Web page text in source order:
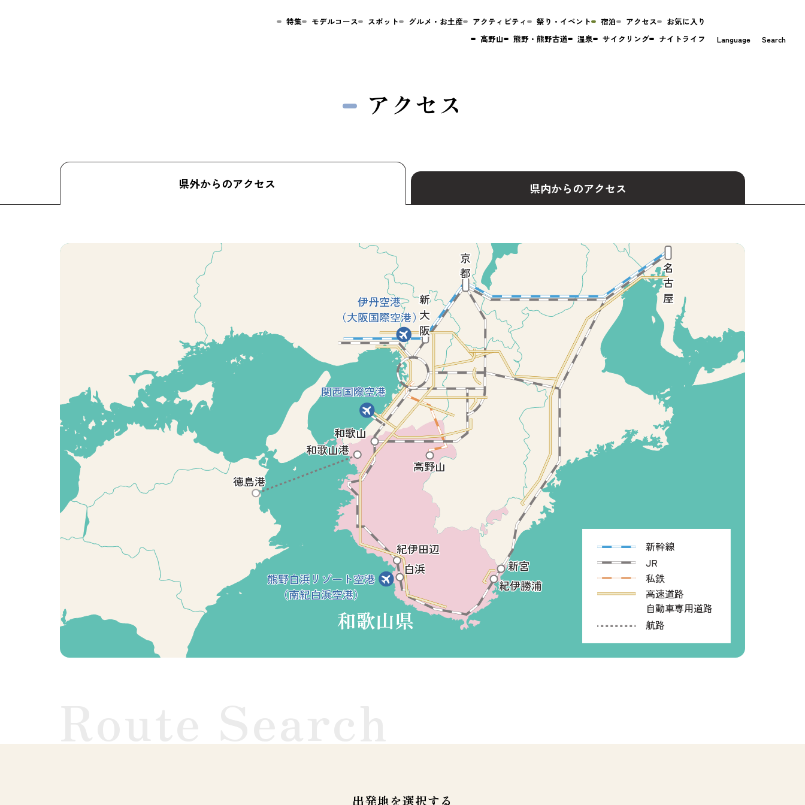
アクセス
県外からのアクセス 県内からのアクセス
出発地を選択する
特集 モデルコース スポット グルメ・お土産 アクティビティ 祭り・イベント 宿泊 アクセス
お気に入り
高野山
熊野・熊野古道 温泉 サイクリング ナイトライフ Search
Language